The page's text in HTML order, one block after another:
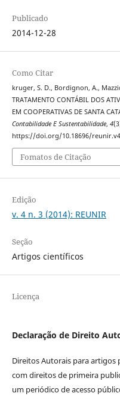
Publicado
2014-12-28
Como Citar
kruger, S. D., Bordignon, A.,
TRATAMENTO CONTÁBIL DOS
EM COOPERATIVAS DE SANTA
Contabilidade E Sustentabilidade, 4
https://doi.org/10.18696/
Fomatos de Citação
Edição
v. 4 n. 3 (2014): REUNIR
Seção
Artigos científicos
Licença
Declaração de Direito
Direitos Autorais para artigos
com direitos de primeira
um periódico de acesso